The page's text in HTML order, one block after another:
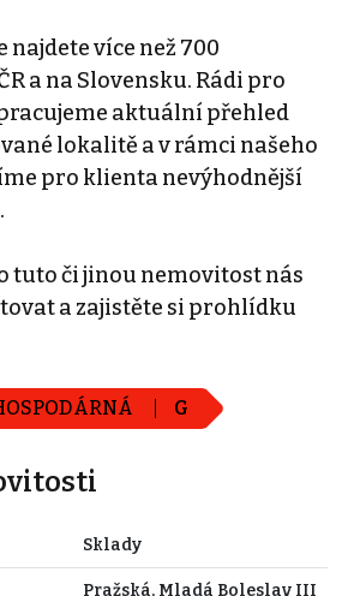
více než 700
a na Slovensku. Rádi pro
aktuální přehled
lokalitě a v rámci našeho
pro klienta nevýhodnější
tuto či jinou nemovitost nás
a zajistěte si prohlídku
G
Sklady
Pražská, Mladá Boleslav III